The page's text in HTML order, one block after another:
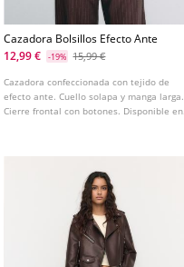
Cazadora Bolsillos Efecto Ante
12,99 €
-19% 15,99 €
Cazadora confeccionada con tejido de
efecto ante. Cuello solapa y manga larga.
Cierre frontal con botones. Disponible en